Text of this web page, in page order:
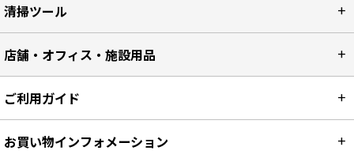
清掃ツール
店舗・オフィス・施設用品
ご利用ガイド
お買い物インフォメーション